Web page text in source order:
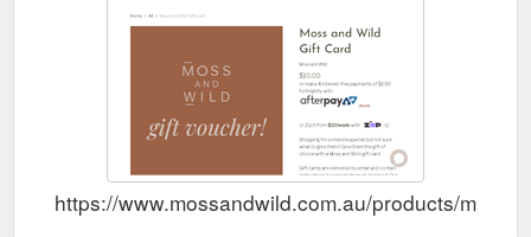
https://www.mossandwild.com.au/products/moss-